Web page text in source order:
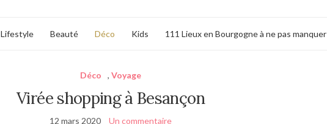
Lifestyle Beauté Déco Kids 111 Lieux en Bourgogne à ne pas manquer
Déco , Voyage
Virée shopping à Besançon
12 mars 2020 Un commentaire